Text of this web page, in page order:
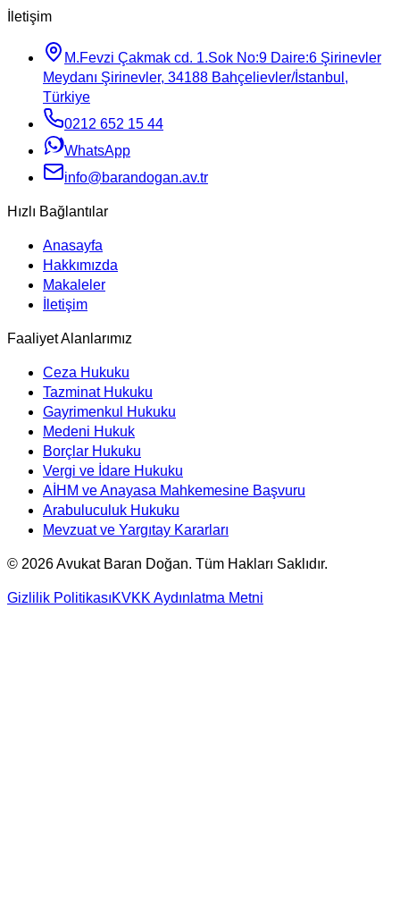
İletişim
M.Fevzi Çakmak cd. 1.Sok No:9 Daire:6 Şirinevler
Meydanı Şirinevler, 34188 Bahçelievler/İstanbul,
Türkiye
0212 652 15 44
WhatsApp
info@barandogan.av.tr
Hızlı Bağlantılar
Anasayfa
Hakkımızda
Makaleler
İletişim
Faaliyet Alanlarımız
Ceza Hukuku
Tazminat Hukuku
Gayrimenkul Hukuku
Medeni Hukuk
Borçlar Hukuku
Vergi ve İdare Hukuku
AİHM ve Anayasa Mahkemesine Başvuru
Arabuluculuk Hukuku
Mevzuat ve Yargıtay Kararları
© 2026Avukat Baran Doğan. Tüm Hakları Saklıdır.
Gizlilik PolitikasıKVKK Aydınlatma Metni